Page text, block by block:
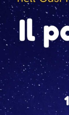
inaugurale della